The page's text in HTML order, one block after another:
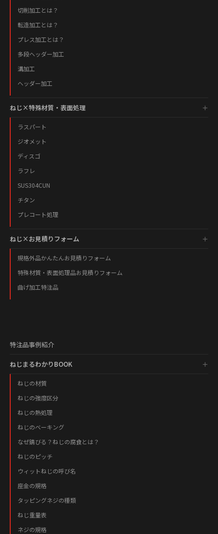
切削加工とは？
転造加工とは？
プレス加工とは？
多段ヘッダー加工
溝加工
ヘッダー加工
ねじ×特殊材質・表面処理
ラスパート
ジオメット
ディスゴ
ラフレ
SUS304CUN
チタン
プレコート処理
ねじ×お見積りフォーム
規格外品かんたんお見積りフォーム
特殊材質・表面処理品お見積りフォーム
曲げ加工特注品
特注品事例紹介
ねじまるわかりBOOK
ねじの材質
ねじの強度区分
ねじの熱処理
ねじのベーキング
なぜ錆びる？ねじの腐食とは？
ねじのピッチ
ウィットねじの呼び名
座金の規格
タッピングネジの種類
ねじ重量表
ネジの規格